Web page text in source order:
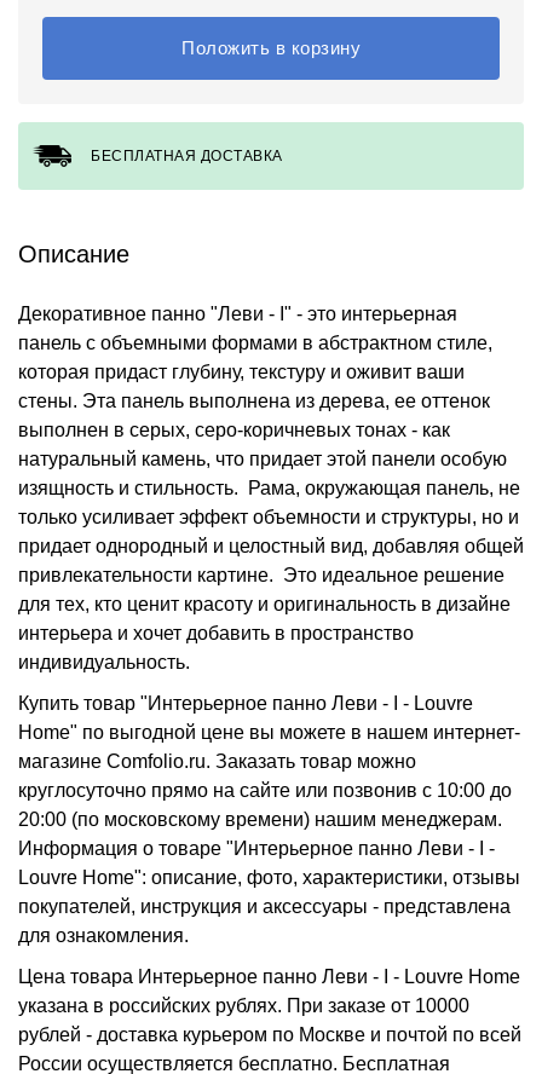
Положить в корзину
БЕСПЛАТНАЯ ДОСТАВКА
Описание
Декоративное панно "Леви - I" - это интерьерная
панель с объемными формами в абстрактном стиле,
которая придаст глубину, текстуру и оживит ваши
стены. Эта панель выполнена из дерева, ее оттенок
выполнен в серых, серо-коричневых тонах - как
натуральный камень, что придает этой панели особую
изящность и стильность. Рама, окружающая панель, не
только усиливает эффект объемности и структуры, но и
придает однородный и целостный вид, добавляя общей
привлекательности картине. Это идеальное решение
для тех, кто ценит красоту и оригинальность в дизайне
интерьера и хочет добавить в пространство
индивидуальность.
Купить товар "Интерьерное панно Леви - I - Louvre
Home" по выгодной цене вы можете в нашем интернет-
магазине Comfolio.ru. Заказать товар можно
круглосуточно прямо на сайте или позвонив с 10:00 до
20:00 (по московскому времени) нашим менеджерам.
Информация о товаре "Интерьерное панно Леви - I -
Louvre Home": описание, фото, характеристики, отзывы
покупателей, инструкция и аксессуары - представлена
для ознакомления.
Цена товара Интерьерное панно Леви - I - Louvre Home
указана в российских рублях. При заказе от 10000
рублей - доставка курьером по Москве и почтой по всей
России осуществляется бесплатно. Бесплатная